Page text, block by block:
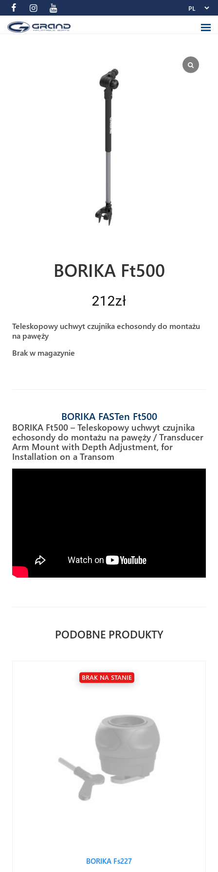
BORIKA Ft500
212zł
Teleskopowy uchwyt czujnika echosondy do montażu
na pawęży
Brak w magazynie
BORIKA FASTen Ft500
BORIKA Ft500 – Teleskopowy uchwyt czujnika
echosondy do montażu na pawęży / Transducer
Arm Mount with Depth Adjustment, for
Installation on a Transom
PODOBNE PRODUKTY
BRAK NA STANIE
BORIKA Fs227